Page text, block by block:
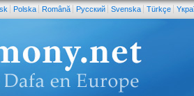
Polska Română Pусский Svenska Türkçe